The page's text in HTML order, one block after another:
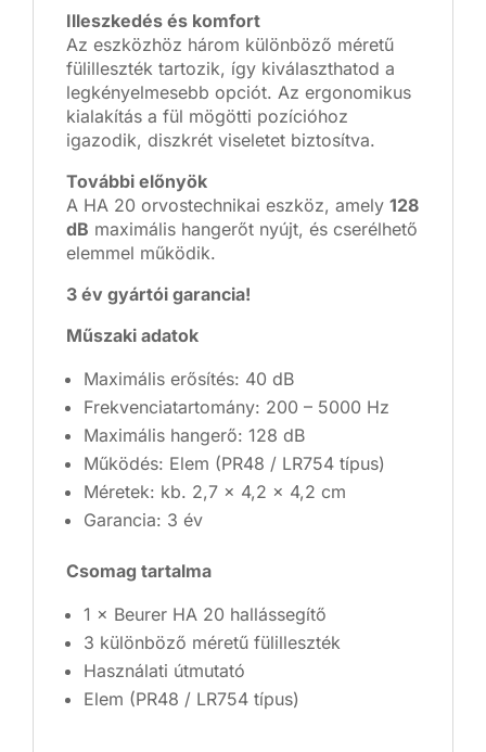
Illeszkedés és komfort
Az eszközhöz három különböző méretű
fülilleszték tartozik, így kiválaszthatod a
legkényelmesebb opciót. Az ergonomikus
kialakítás a fül mögötti pozícióhoz
igazodik, diszkrét viseletet biztosítva.
További előnyök
A HA 20 orvostechnikai eszköz, amely 128
dB maximális hangerőt nyújt, és cserélhető
elemmel működik.
3 év gyártói garancia!
Műszaki adatok
Maximális erősítés: 40 dB
Frekvenciatartomány: 200 – 5000 Hz
Maximális hangerő: 128 dB
Működés: Elem (PR48 / LR754 típus)
Méretek: kb. 2,7 × 4,2 × 4,2 cm
Garancia: 3 év
Csomag tartalma
1 × Beurer HA 20 hallássegítő
3 különböző méretű fülilleszték
Használati útmutató
Elem (PR48 / LR754 típus)